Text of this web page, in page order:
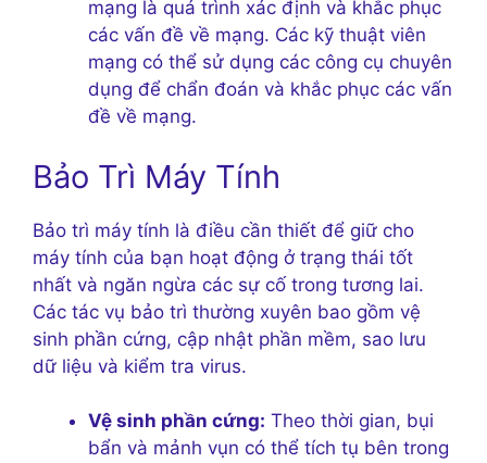
mạng là quá trình xác định và khắc phục
các vấn đề về mạng. Các kỹ thuật viên
mạng có thể sử dụng các công cụ chuyên
dụng để chẩn đoán và khắc phục các vấn
đề về mạng.
Bảo Trì Máy Tính
Bảo trì máy tính là điều cần thiết để giữ cho
máy tính của bạn hoạt động ở trạng thái tốt
nhất và ngăn ngừa các sự cố trong tương lai.
Các tác vụ bảo trì thường xuyên bao gồm vệ
sinh phần cứng, cập nhật phần mềm, sao lưu
dữ liệu và kiểm tra virus.
Vệ sinh phần cứng: Theo thời gian, bụi
bẩn và mảnh vụn có thể tích tụ bên trong